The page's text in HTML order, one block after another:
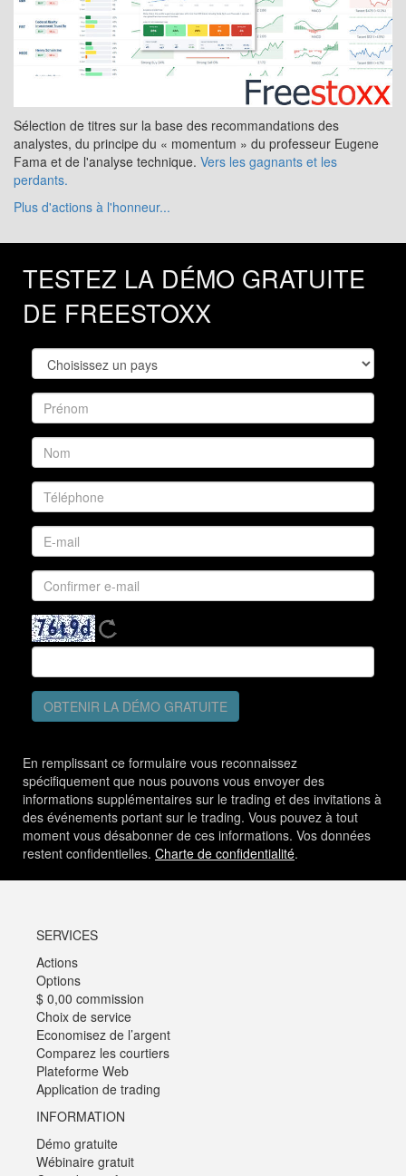
Sélection de titres sur la base des recommandations des
analystes, du principe du « momentum » du professeur Eugene
Fama et de l'analyse technique. Vers les gagnants et les
perdants.
Plus d'actions à l'honneur...
TESTEZ LA DÉMO GRATUITE
DE FREESTOXX
OBTENIR LA DÉMO GRATUITE
En remplissant ce formulaire vous reconnaissez
spécifiquement que nous pouvons vous envoyer des
informations supplémentaires sur le trading et des invitations à
des événements portant sur le trading. Vous pouvez à tout
moment vous désabonner de ces informations. Vos données
restent confidentielles. Charte de confidentialité.
SERVICES
Actions
Options
$ 0,00 commission
Choix de service
Economisez de l’argent
Comparez les courtiers
Plateforme Web
Application de trading
INFORMATION
Démo gratuite
Wébinaire gratuit